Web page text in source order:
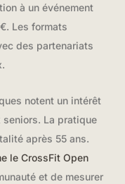
à un événement
Les formats
des partenariats
notent un intérêt
La pratique
après 55 ans.
le CrossFit Open
et de mesurer